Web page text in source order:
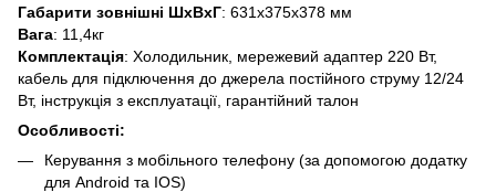
Габарити зовнішні ШхВхГ: 631x375x378 мм
Вага: 11,4кг
Комплектація: Холодильник, мережевий адаптер 220 Вт,
кабель для підключення до джерела постійного струму 12/24
Вт, інструкція з експлуатації, гарантійний талон
Особливості:
Керування з мобільного телефону (за допомогою додатку
для Android та IOS)